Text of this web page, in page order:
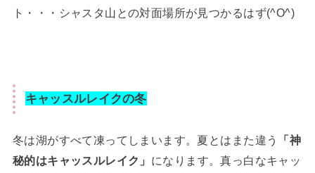
ト・・・シャスタ山との対面場所が見つかるはず(^O^)
キャッスルレイクの冬
冬は湖がすべて凍ってしまいます。夏とはまた違う
「神
秘的はキャッスルレイク」 になります。真っ白なキャッ